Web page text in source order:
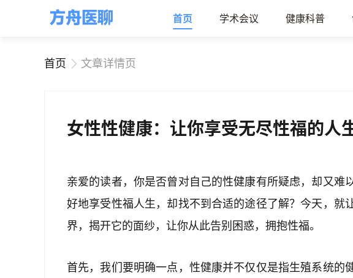
首页 学术会议 健康科普
首页 文章详情页
女性性健康：让你享受无尽性福的人
亲爱的读者，你是否曾对自己的性健康有所疑虑，却又难
好地享受性福人生，却找不到合适的途径了解？今天，就
界，揭开它的面纱，让你从此告别困惑，拥抱性福。
首先，我们要明确一点，性健康并不仅仅是指生殖系统的